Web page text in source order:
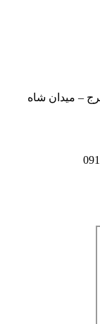
– میدان شاه